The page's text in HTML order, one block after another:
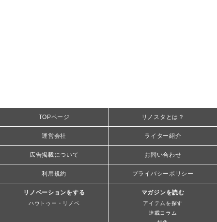
TOPページ リノスタとは？
運営会社 ライター紹介
広告掲載について お問い合わせ
利用規約 プライバシーポリシー
リノベーションをする
ハウトゥー・リノベ
マガジンを読む
アイテムを探す
連載コラム